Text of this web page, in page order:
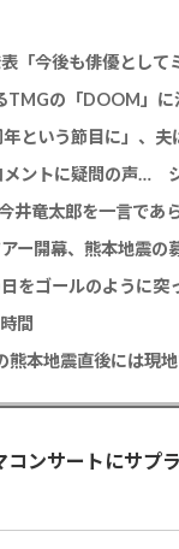
「今後も俳優として
という節目に」、夫
ゴールのように突
間
ンサートにサプ